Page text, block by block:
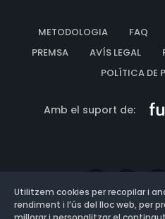
METODOLOGIA FAQ
PREMSA
AVÍS LEGAL
POLÍTICA DE
Amb el suport de:
Utilitzem cookies per recopilar i
rendiment i l’ús del lloc web, per